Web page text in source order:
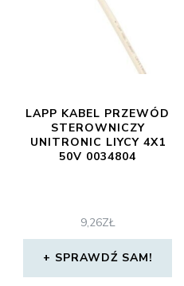
LAPP KABEL PRZEWÓD
STEROWNICZY
UNITRONIC LIYCY 4X1
50V 0034804
9,26ZŁ
SPRAWDŹ SAM!